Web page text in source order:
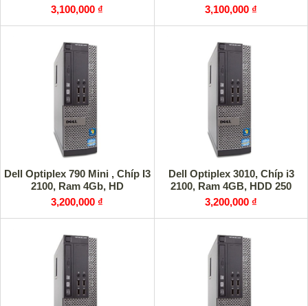
3,100,000 ₫
3,100,000 ₫
Dell Optiplex 790 Mini , Chíp I3
2100, Ram 4Gb, HD
3,200,000 ₫
Dell Optiplex 3010, Chíp i3
2100, Ram 4GB, HDD 250
3,200,000 ₫